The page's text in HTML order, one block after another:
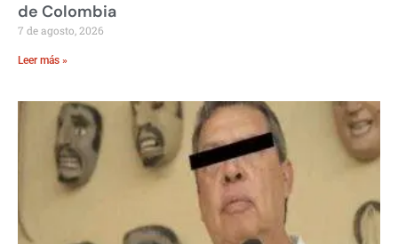
de Colombia
7 de agosto, 2026
Leer más »